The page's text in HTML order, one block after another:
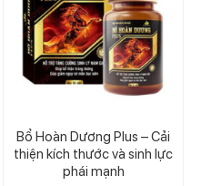
Bổ Hoàn Dương Plus – Cải
thiện kích thước và sinh lực
phái mạnh